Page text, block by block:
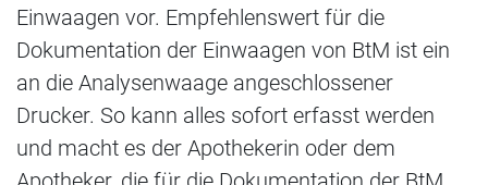
Einwaagen vor. Empfehlenswert für die
Dokumentation der Einwaagen von BtM ist ein
an die Analysenwaage angeschlossener
Drucker. So kann alles sofort erfasst werden
und macht es der Apothekerin oder dem